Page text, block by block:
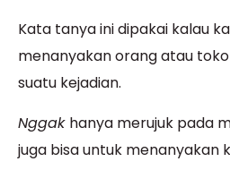
Kata tanya ini dipakai kalau
menanyakan orang atau
suatu kejadian.
Nggak hanya merujuk pada
juga bisa untuk menanyakan